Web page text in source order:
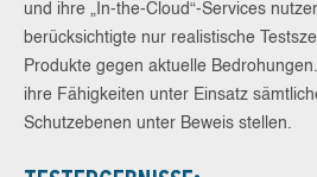
und ihre „In-the-Cloud“-Services
berücksichtigte nur realistische
Produkte gegen aktuelle
ihre Fähigkeiten unter Einsatz
Schutzebenen unter Beweis stellen.